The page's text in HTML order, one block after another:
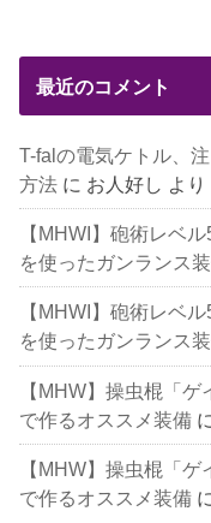
最近のコメント
T-falの電気ケトル、
方法 に お人好し より
【MHWI】砲術レベ
を使ったガンランス
【MHWI】砲術レベ
を使ったガンランス
【MHW】操虫棍「
で作るオススメ装備
【MHW】操虫棍「
で作るオススメ装備